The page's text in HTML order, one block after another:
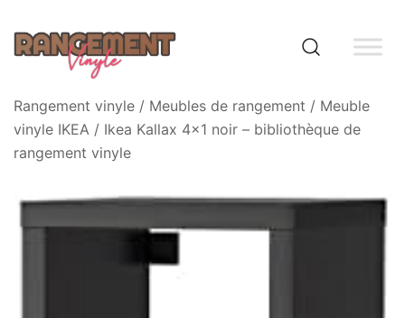
content
Rangement vinyle
Rangement vinyle / Meubles de rangement / Meuble
vinyle IKEA / Ikea Kallax 4×1 noir – bibliothèque de
rangement vinyle